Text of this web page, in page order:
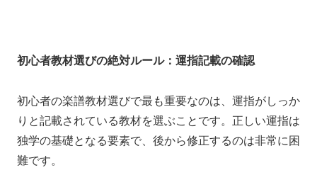
初心者教材選びの絶対ルール：運指記載の確認
初心者の楽譜教材選びで最も重要なのは、運指がしっか
りと記載されている教材を選ぶことです。正しい運指は
独学の基礎となる要素で、後から修正するのは非常に困
難です。